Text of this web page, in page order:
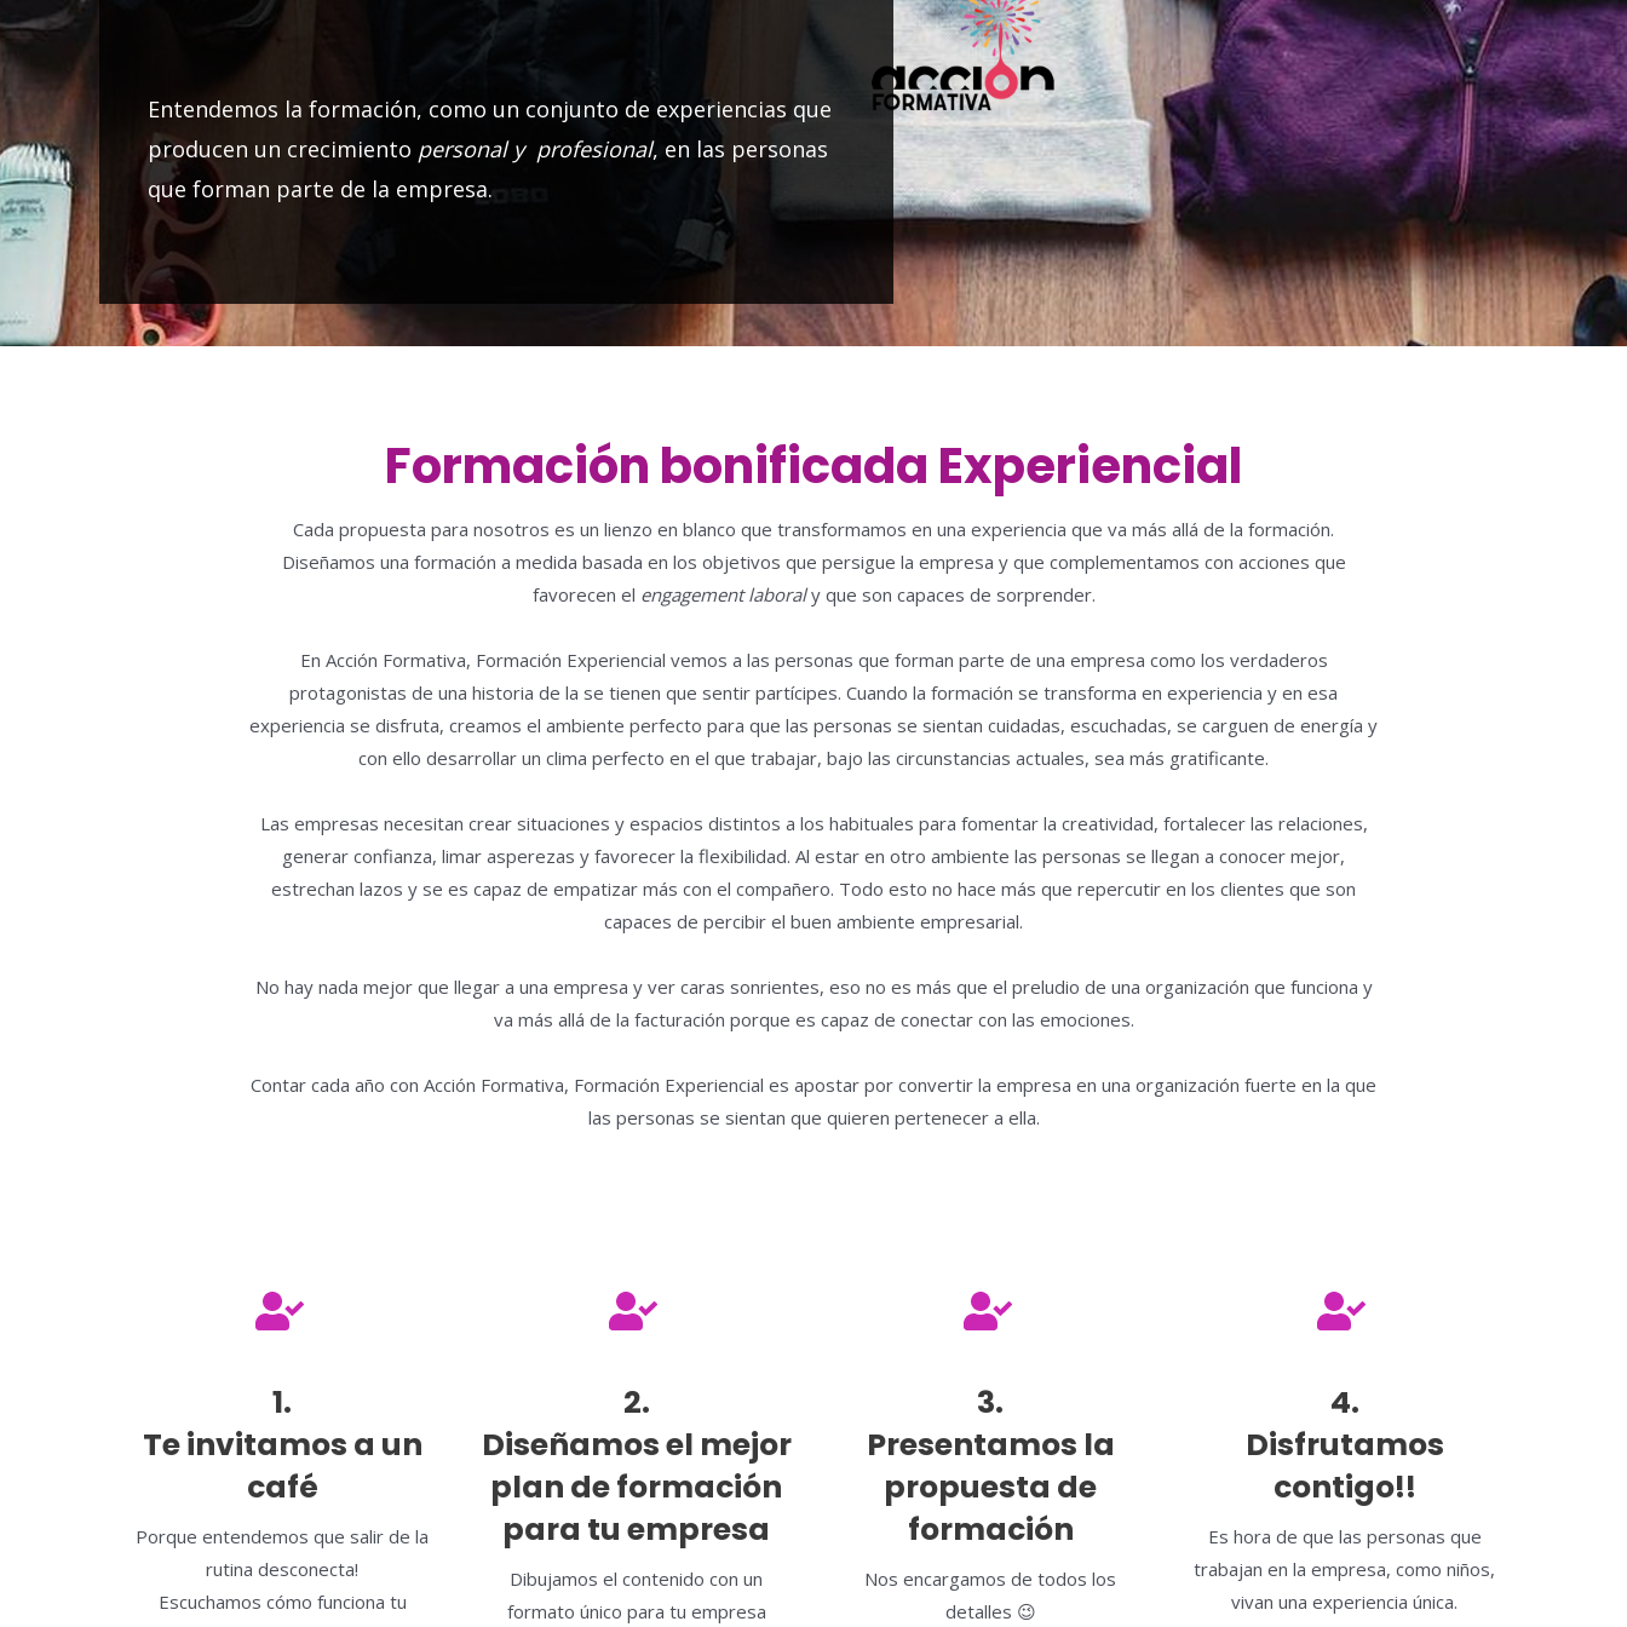
Entendemos la formación, como un conjunto de experiencias que
producen un crecimiento personal y profesional, en las personas
que forman parte de la empresa.
Formación bonificada Experiencial
Cada propuesta para nosotros es un lienzo en blanco que transformamos en una experiencia que va más allá de la formación.
Diseñamos una formación a medida basada en los objetivos que persigue la empresa y que complementamos con acciones que
favorecen el engagement laboraly que son capaces de sorprender.
En Acción Formativa, Formación Experiencial vemos a las personas que forman parte de una empresa como los verdaderos
protagonistas de una historia de la se tienen que sentir partícipes. Cuando la formación se transforma en experiencia y en esa
experiencia se disfruta, creamos el ambiente perfecto para que las personas se sientan cuidadas, escuchadas, se carguen de energía y
con ello desarrollar un clima perfecto en el que trabajar, bajo las circunstancias actuales, sea más gratificante.
Las empresas necesitan crear situaciones y espacios distintos a los habituales para fomentar la creatividad, fortalecer las relaciones,
generar confianza, limar asperezas y favorecer la flexibilidad. Al estar en otro ambiente las personas se llegan a conocer mejor,
estrechan lazos y se es capaz de empatizar más con el compañero. Todo esto no hace más que repercutir en los clientes que son
capaces de percibir el buen ambiente empresarial.
No hay nada mejor que llegar a una empresa y ver caras sonrientes, eso no es más que el preludio de una organización que funciona y
va más allá de la facturación porque es capaz de conectar con las emociones.
Contar cada año con Acción Formativa, Formación Experiencial es apostar por convertir la empresa en una organización fuerte en la que
las personas se sientan que quieren pertenecer a ella.
1.
Te invitamos a un
café
Porque entendemos que salir de la
rutina desconecta!
Escuchamos cómo funciona tu
2.
Diseñamos el mejor
plan de formación
para tu empresa
Dibujamos el contenido con un
formato único para tu empresa
3.
Presentamos la
propuesta de
formación
Nos encargamos de todos los
detalles 😉
4.
Disfrutamos
contigo!!
Es hora de que las personas que
trabajan en la empresa, como niños,
vivan una experiencia única.